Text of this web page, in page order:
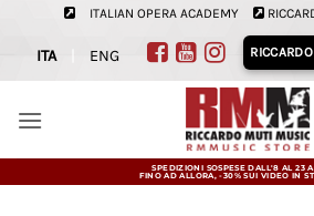
contenuti
ITALIAN OPERA ACADEMY
ITA ENG
SPEDIZIONI SOSPESE DALL'8 AL 23
FINO AD ALLORA, -30% SUI VIDEO IN